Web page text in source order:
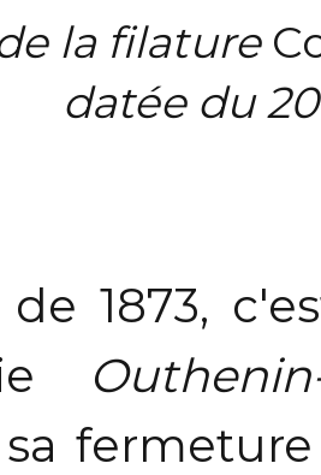
la filature
datée du
1873,